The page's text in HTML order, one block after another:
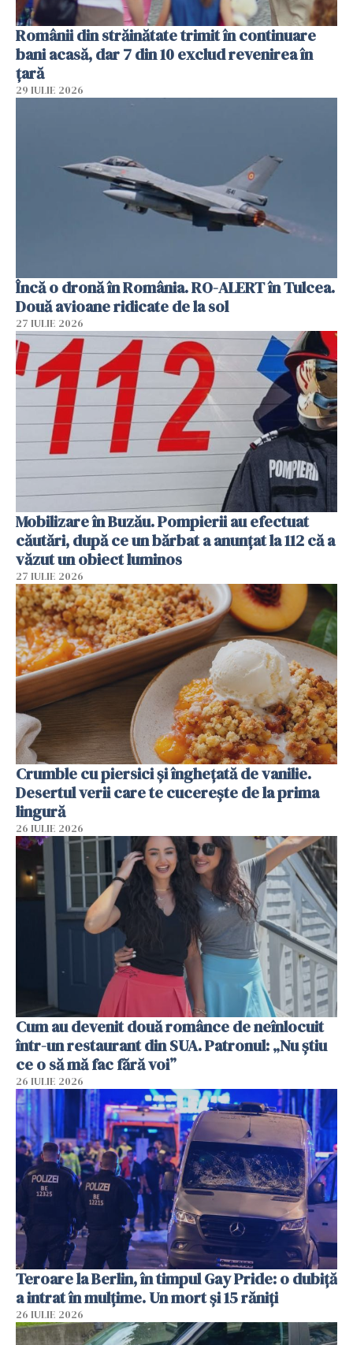
Românii din străinătate trimit în continuare
bani acasă, dar 7 din 10 exclud revenirea în
țară
29 IULIE 2026
Încă o dronă în România. RO-ALERT în Tulcea.
Două avioane ridicate de la sol
27 IULIE 2026
Mobilizare în Buzău. Pompierii au efectuat
căutări, după ce un bărbat a anunțat la 112 că a
văzut un obiect luminos
27 IULIE 2026
Crumble cu piersici și înghețată de vanilie.
Desertul verii care te cucerește de la prima
lingură
26 IULIE 2026
Cum au devenit două românce de neînlocuit
într-un restaurant din SUA. Patronul: „Nu știu
ce o să mă fac fără voi”
26 IULIE 2026
Teroare la Berlin, în timpul Gay Pride: o dubiță
a intrat în mulțime. Un mort și 15 răniți
26 IULIE 2026